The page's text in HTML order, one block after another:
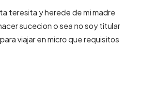
teresita y herede de mi madre
sucecion o sea no soy titular
viajar en micro que requisitos